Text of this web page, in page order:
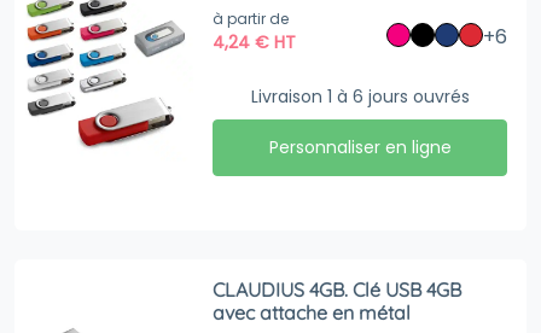
à partir de
4,24€ HT +6
Livraison 1 à 6 jours ouvrés
Personnaliser en ligne
CLAUDIUS 4GB. Clé USB 4GB
avec attache en métal